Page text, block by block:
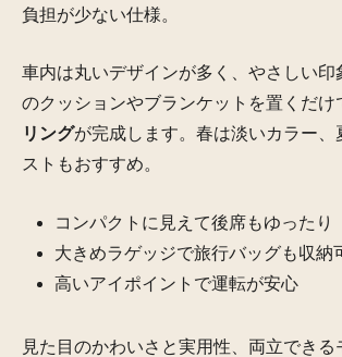
負担が少ない仕様。
車内は丸いデザインが多く、やさしい印
のクッションやブランケットを置くだけ
リングが完成します。春は淡いカラー、
ストもおすすめ。
コンパクトに見えて後席もゆったり
大きめラゲッジで旅行バッグも収納
高いアイポイントで運転が安心
見た目のかわいさと実用性、両立できる